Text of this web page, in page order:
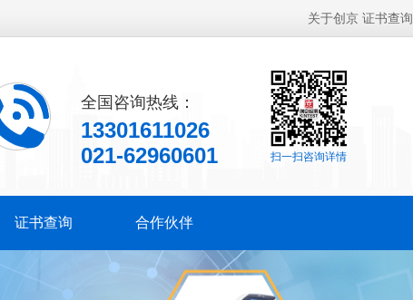
关于创京 证书查询
扫一扫咨询详情
全国咨询热线：
13301611026
021-62960601
证书查询 合作伙伴